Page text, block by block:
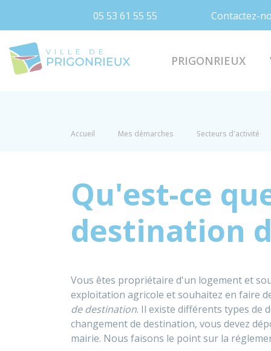
05 53 61 55 55 Contactez-
PRIGONRIEUX
Accueil Mes démarches Secteurs d'activité
Qu'est-ce
destination
Vous êtes propriétaire d'un logement et
exploitation agricole et souhaitez en faire
de destination. Il existe différents types de
changement de destination, vous devez
mairie. Nous faisons le point sur la